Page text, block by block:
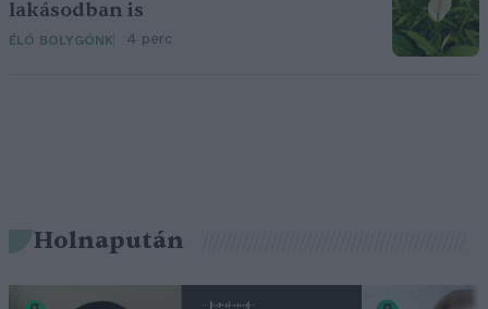
lakásodban is
ÉLŐ BOLYGÓNK 4 perc
Holnapután